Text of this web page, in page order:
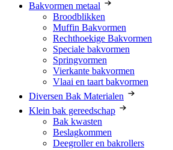
Bakvormen metaal
Broodblikken
Muffin Bakvormen
Rechthoekige Bakvormen
Speciale bakvormen
Springvormen
Vierkante bakvormen
Vlaai en taart bakvormen
Diversen Bak Materialen
Klein bak gereedschap
Bak kwasten
Beslagkommen
Deegroller en bakrollers